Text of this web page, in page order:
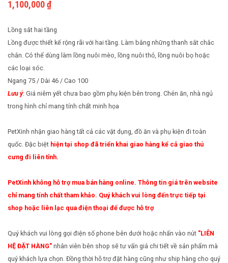
Cách nuôi chim cảnh
size
lớn
1,100,000₫
Lồng sắt hai tầng
Lồng được thiết kế rộng rãi với hai tầng. Làm bằng những thanh sắt chắc
chắn. Có thể dùng làm lồng nuôi mèo, lồng nuôi thỏ, lồng nuôi bọ hoặc
các loại sóc.
Ngang 75 / Dài 46 / Cao 100
Lưu ý: Giá niêm yết chưa bao gồm phụ kiện bên trong. Chén ăn, nhà ngủ
trong hình chỉ mang tính chất minh họa
PetXinh nhận giao hàng tất cả các vật dụng, đồ ăn và phụ kiện đi toàn
quốc. Đặc biệt hiện tại shop đã triển khai giao hàng kể cả giao thú
cưng đi liên tỉnh.
PetXinh không hỗ trợ mua bán hàng online. Thông tin giá trên website
chỉ mang tính chất tham khảo. Quý khách vui lòng đến trực tiếp tại
shop hoặc liên lạc qua điện thoại để được hỗ trợ
Quý khách vui lòng gọi điện số phone bên dưới hoặc nhấn vào nút "LIÊN
HỆ ĐẶT HÀNG" nhân viên bên shop sẽ tư vấn giá chi tiết về sản phẩm mà
quý khách lựa chọn. Đồng thời hỗ trợ đặt hàng cũng như ship hàng cho quý